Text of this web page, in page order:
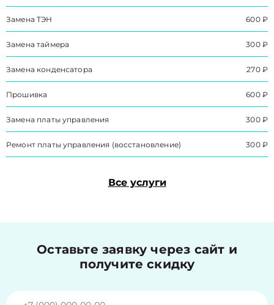
Замена ТЭН 600 ₽
Замена таймера 300 ₽
Замена конденсатора 270 ₽
Прошивка 600 ₽
Замена платы управления 300 ₽
Ремонт платы управления (восстановление) 300 ₽
Все услуги
Оставьте заявку через сайт и
получите скидку